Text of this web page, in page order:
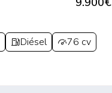
Diésel
76 cv